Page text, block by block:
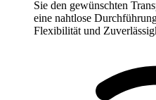
Sie den gewünschten
eine nahtlose
Flexibilität und